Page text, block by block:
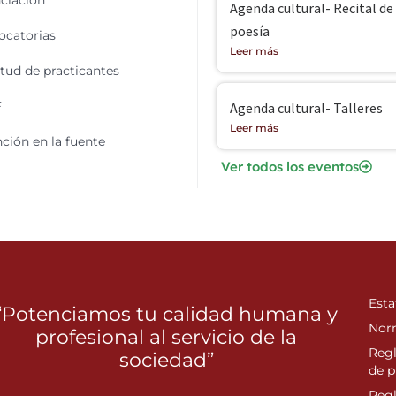
de practicantes
en la fuente
Agenda cultural- Recital de
poesía
Leer más
Agenda cultural- Talleres
Leer más
Ver todos los eventos
tu calidad humana y
profesional al servicio de la
sociedad”
de